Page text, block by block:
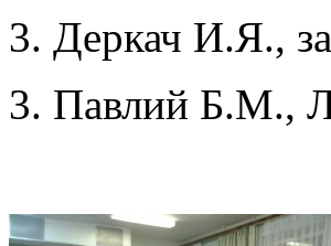
3. Деркач И.Я.,
3. Павлий Б.М.,